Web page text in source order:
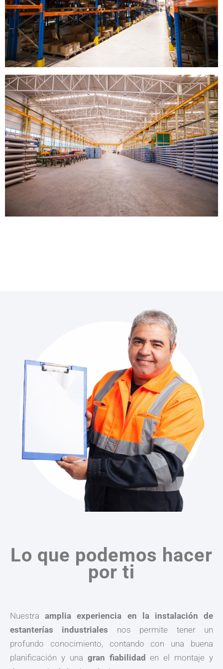
Lo que podemos hacer
por ti
Nuestraamplia experiencia en la instalación de
estanterías industriales nos permite tener un
profundo conocimiento, contando con una buena
planificación y una gran fiabilidad en el montaje y